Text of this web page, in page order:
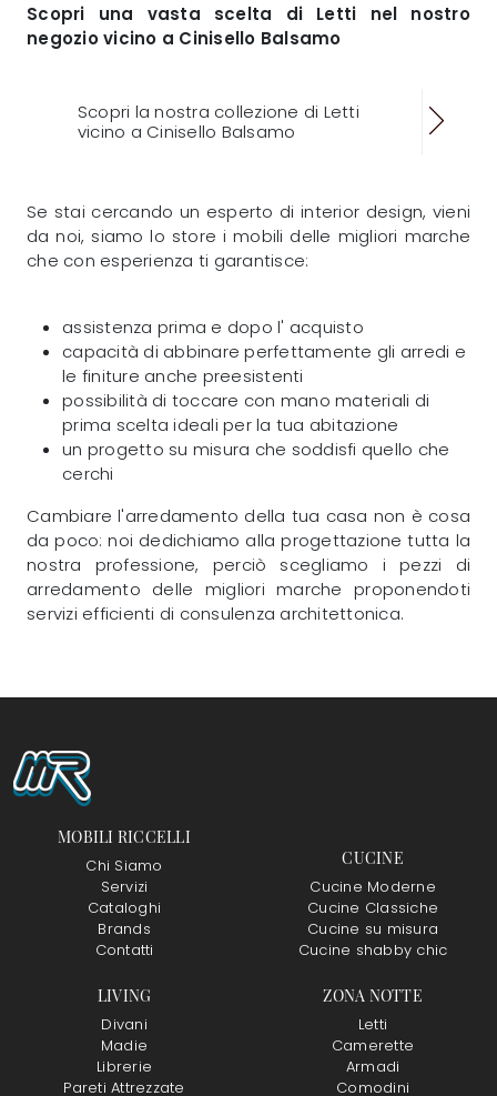
Scopri una vasta scelta di Letti nel nostro
negozio vicino a Cinisello Balsamo
Scopri la nostra collezione di Letti
vicino a Cinisello Balsamo
Se stai cercando un esperto di interior design, vieni
da noi, siamo lo store i mobili delle migliori marche
che con esperienza ti garantisce:
assistenza prima e dopo l' acquisto
capacità di abbinare perfettamente gli arredi e
le finiture anche preesistenti
possibilità di toccare con mano materiali di
prima scelta ideali per la tua abitazione
un progetto su misura che soddisfi quello che
cerchi
Cambiare l'arredamento della tua casa non è cosa
da poco: noi dedichiamo alla progettazione tutta la
nostra professione, perciò scegliamo i pezzi di
arredamento delle migliori marche proponendoti
servizi efficienti di consulenza architettonica.
MOBILI RICCELLI
Chi Siamo
Servizi
Cataloghi
Brands
Contatti
CUCINE
Cucine Moderne
Cucine Classiche
Cucine su misura
Cucine shabby chic
LIVING
Divani
Madie
Librerie
Pareti Attrezzate
ZONA NOTTE
Letti
Camerette
Armadi
Comodini